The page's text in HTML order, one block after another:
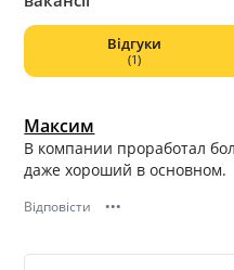
Відгуки
(1)
Максим
В компании проработал
даже хороший в основном.
Відповісти •••